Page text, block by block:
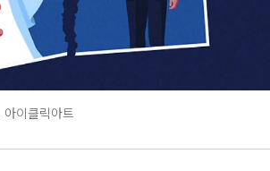
이클릭아트